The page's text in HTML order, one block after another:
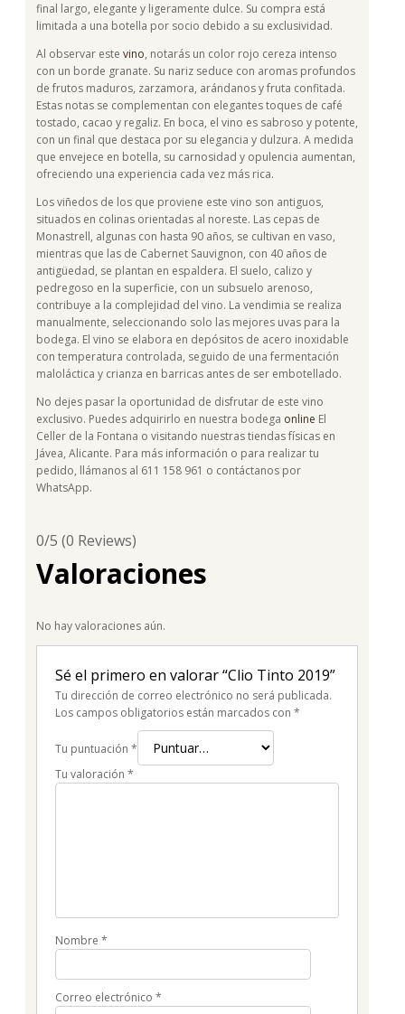
final largo, elegante y ligeramente dulce. Su compra está
limitada a una botella por socio debido a su exclusividad.
Al observar este vino, notarás un color rojo cereza intenso
con un borde granate. Su nariz seduce con aromas profundos
de frutos maduros, zarzamora, arándanos y fruta confitada.
Estas notas se complementan con elegantes toques de café
tostado, cacao y regaliz. En boca, el vino es sabroso y potente,
con un final que destaca por su elegancia y dulzura. A medida
que envejece en botella, su carnosidad y opulencia aumentan,
ofreciendo una experiencia cada vez más rica.
Los viñedos de los que proviene este vino son antiguos,
situados en colinas orientadas al noreste. Las cepas de
Monastrell, algunas con hasta 90 años, se cultivan en vaso,
mientras que las de Cabernet Sauvignon, con 40 años de
antigüedad, se plantan en espaldera. El suelo, calizo y
pedregoso en la superficie, con un subsuelo arenoso,
contribuye a la complejidad del vino. La vendimia se realiza
manualmente, seleccionando solo las mejores uvas para la
bodega. El vino se elabora en depósitos de acero inoxidable
con temperatura controlada, seguido de una fermentación
maloláctica y crianza en barricas antes de ser embotellado.
No dejes pasar la oportunidad de disfrutar de este vino
exclusivo. Puedes adquirirlo en nuestra bodega online El
Celler de la Fontana o visitando nuestras tiendas físicas en
Jávea, Alicante. Para más información o para realizar tu
pedido, llámanos al 611 158 961 o contáctanos por
WhatsApp.
0/5 (0 Reviews)
Valoraciones
No hay valoraciones aún.
Sé el primero en valorar “Clio Tinto 2019”
Tu dirección de correo electrónico no será publicada.
Los campos obligatorios están marcados con *
Tu puntuación *
Tu valoración *
Nombre *
Correo electrónico *